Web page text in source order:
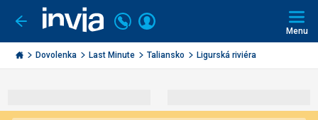
Ísť
späť
Invia.sk
Volajte
+421
2
3221
Prihlásiť
Menu
Dovolenka Last Minute Taliansko Ligurská riviéra